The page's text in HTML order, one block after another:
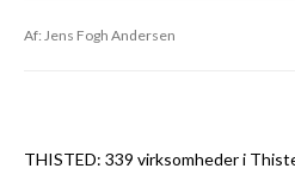
Af: Jens Fogh Andersen
THISTED: 339 virksomheder i